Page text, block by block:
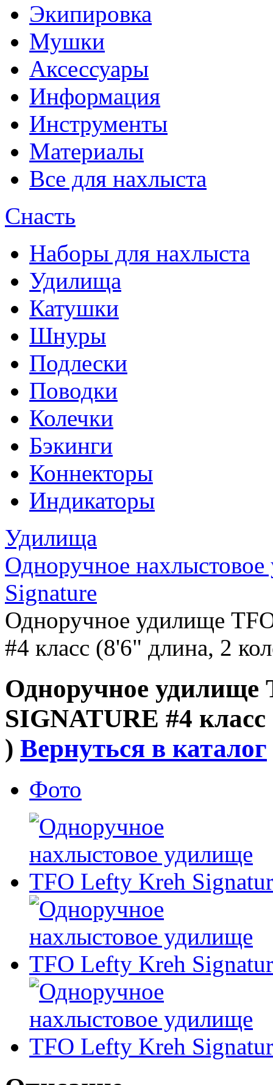
Экипировка
Мушки
Аксессуары
Информация
Инструменты
Материалы
Все для нахлыста
Снасть
Наборы для нахлыста
Удилища
Катушки
Шнуры
Подлески
Поводки
Колечки
Бэкинги
Коннекторы
Индикаторы
Удилища
Одноручное
Signature
Одноручное удилище
#4 класс (8'6" длина, 2
Одноручное
SIGNATURE #4
) Вернуться в каталог
Фото